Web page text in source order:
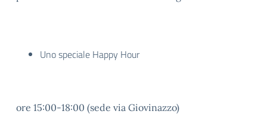
Uno speciale Happy Hour
ore 15:00-18:00 (sede via Giovinazzo)